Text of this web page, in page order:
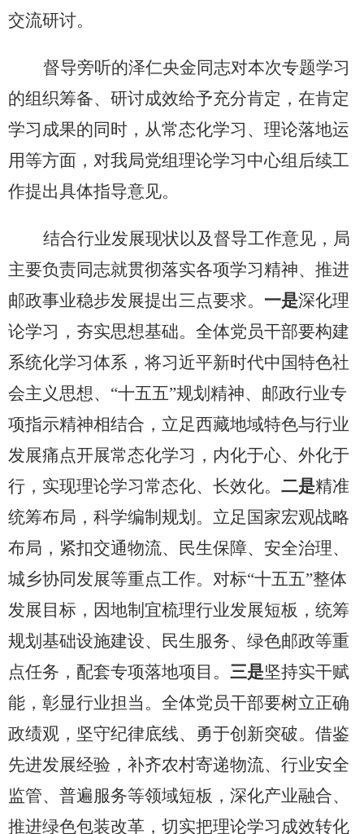
交流研讨。
督导旁听的泽仁央金同志对本次专题学习
的组织筹备、研讨成效给予充分肯定，在肯定
学习成果的同时，从常态化学习、理论落地运
用等方面，对我局党组理论学习中心组后续工
作提出具体指导意见。
结合行业发展现状以及督导工作意见，局
主要负责同志就贯彻落实各项学习精神、推进
邮政事业稳步发展提出三点要求。 一是深化理
论学习，夯实思想基础。全体党员干部要构建
系统化学习体系，将习近平新时代中国特色社
会主义思想、 “十五五”规划精神、邮政行业专
项指示精神相结合，立足西藏地域特色与行业
发展痛点开展常态化学习，内化于心、外化于
行，实现理论学习常态化、长效化。 二是精准
统筹布局，科学编制规划。立足国家宏观战略
布局，紧扣交通物流、民生保障、安全治理、
城乡协同发展等重点工作。对标“十五五”整体
发展目标，因地制宜梳理行业发展短板，统筹
规划基础设施建设、民生服务、绿色邮政等重
点任务，配套专项落地项目。 三是坚持实干赋
能，彰显行业担当。全体党员干部要树立正确
政绩观，坚守纪律底线、勇于创新突破。借鉴
先进发展经验，补齐农村寄递物流、行业安全
监管、普遍服务等领域短板，深化产业融合、
推进绿色包装改革，切实把理论学习成效转化